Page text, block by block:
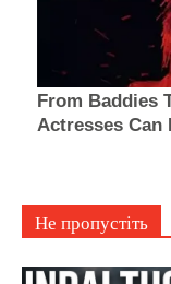
Не пропустіть